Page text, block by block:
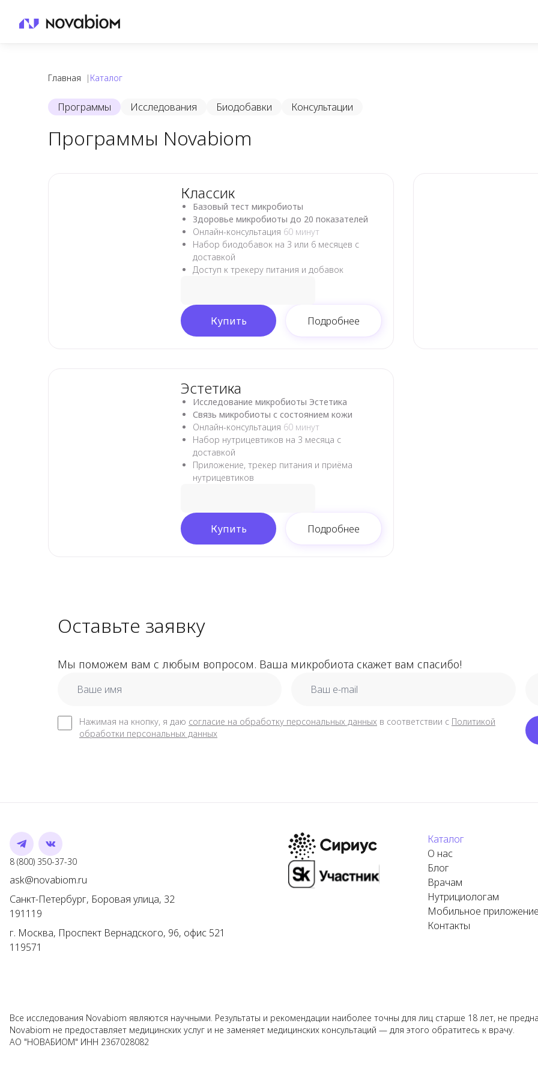
Главная | Каталог
Novabiom каталог
Программы Исследования Биодобавки Консультации
Программы Novabiom
Классик
Базовый тест микробиоты
Здоровье микробиоты до 20 показателей
Онлайн-консультация 60 минут
Набор биодобавок на 3 или 6 месяцев с
доставкой
Доступ к трекеру питания и добавок
Купить Подробнее
Эстетика
Исследование микробиоты Эстетика
Связь микробиоты с состоянием кожи
Онлайн-консультация 60 минут
Набор нутрицевтиков на 3 месяца с
доставкой
Приложение, трекер питания и приёма
нутрицевтиков
Купить Подробнее
Оставьте заявку
Мы поможем вам с любым вопросом. Ваша микробиота скажет вам спасибо!
Нажимая на кнопку, я даю согласие на обработку персональных данных в соответствии с Политикой
обработки персональных данных
Telegram
VK
8 (800) 350-37-30Номер телефона
ask@novabiom.ru
Санкт-Петербург, Боровая улица, 32
191119
г. Москва, Проспект Вернадского, 96, офис 521
119571
Каталог
О нас
Блог
Врачам
Нутрициологам
Мобильное приложение
Контакты
Все исследования Novabiom являются научными. Результаты и рекомендации наиболее точны для лиц старше 18 лет, не
Novabiom не предоставляет медицинских услуг и не заменяет медицинских консультаций — для этого обратитесь к врачу.
АО "НОВАБИОМ" ИНН 2367028082